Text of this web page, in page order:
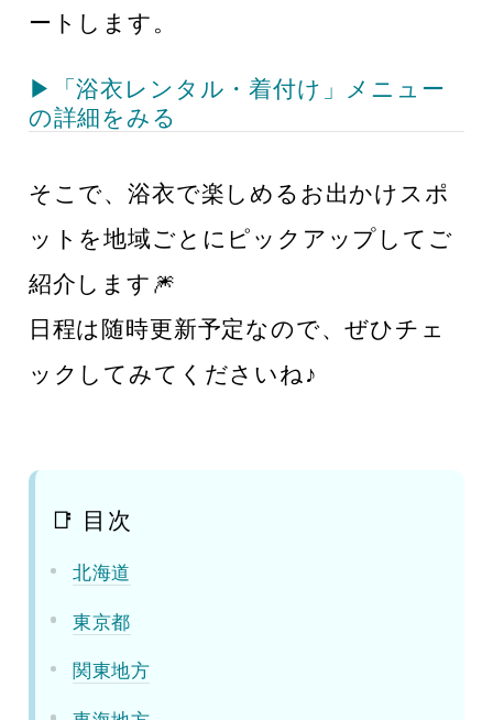
ートします。
▶「浴衣レンタル・着付け」メニュー
の詳細をみる
そこで、浴衣で楽しめるお出かけスポ
ットを地域ごとにピックアップしてご
紹介します🎆
日程は随時更新予定なので、ぜひチェ
ックしてみてくださいね♪
📑 目次
北海道
東京都
関東地方